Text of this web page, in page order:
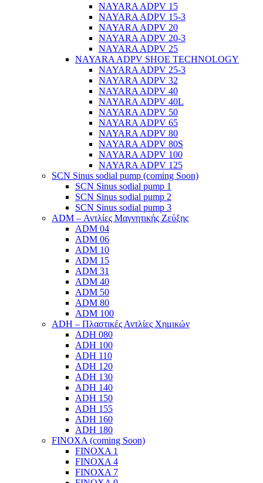
NAYARA ADPV 15
NAYARA ADPV 15-3
NAYARA ADPV 20
NAYARA ADPV 20-3
NAYARA ADPV 25
NAYARA ADPV SHOE TECHNOLOGY
NAYARA ADPV 25-3
NAYARA ADPV 32
NAYARA ADPV 40
NAYARA ADPV 40L
NAYARA ADPV 50
NAYARA ADPV 65
NAYARA ADPV 80
NAYARA ADPV 80S
NAYARA ADPV 100
NAYARA ADPV 125
SCN Sinus sodial pump (coming Soon)
SCN Sinus sodial pump 1
SCN Sinus sodial pump 2
SCN Sinus sodial pump 3
ADM – Αντλίες Μαγνητικής Ζεύξης
ADM 04
ADM 06
ADM 10
ADM 15
ADM 31
ADM 40
ADM 50
ADM 80
ADM 100
ADH – Πλαστικές Αντλίες Χημικών
ADH 080
ADH 100
ADH 110
ADH 120
ADH 130
ADH 140
ADH 150
ADH 155
ADH 160
ADH 180
FINOXA (coming Soon)
FINOXA 1
FINOXA 4
FINOXA 7